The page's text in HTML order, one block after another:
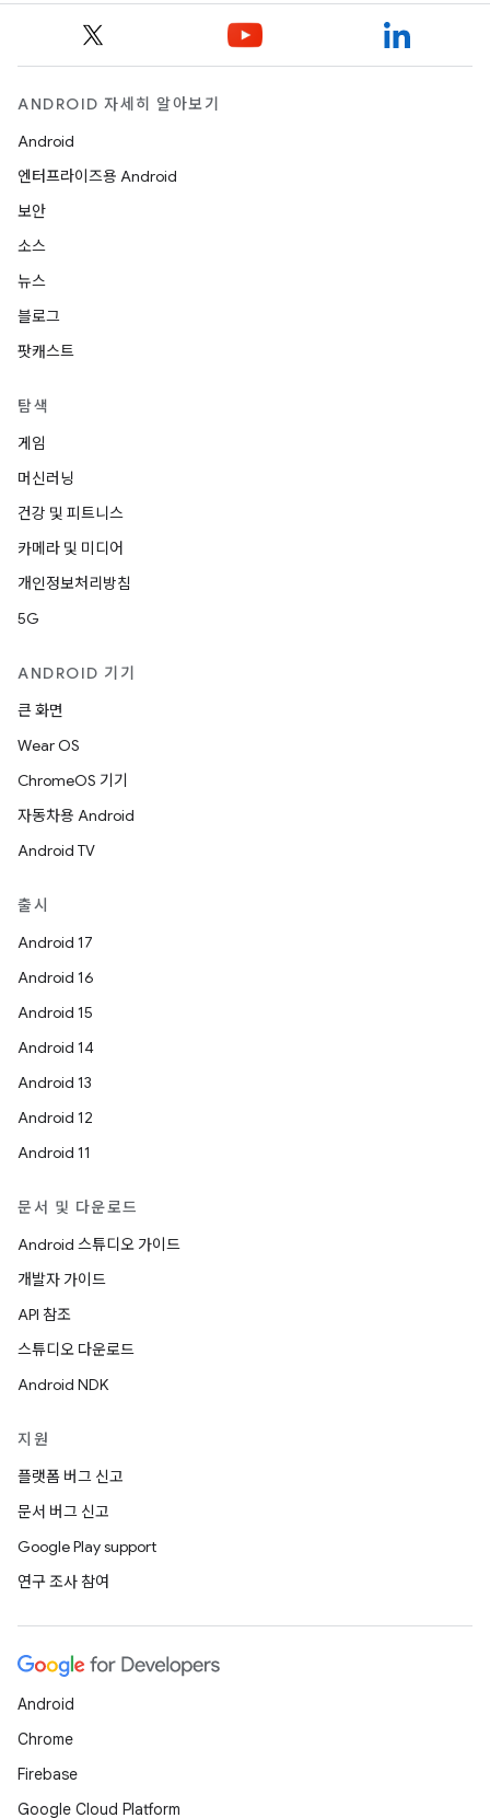
ANDROID 자세히 알아보기
Android
엔터프라이즈용 Android
보안
소스
뉴스
블로그
팟캐스트
탐색
게임
머신러닝
건강 및 피트니스
카메라 및 미디어
개인정보처리방침
5G
ANDROID 기기
큰 화면
Wear OS
ChromeOS 기기
자동차용 Android
Android TV
출시
Android 17
Android 16
Android 15
Android 14
Android 13
Android 12
Android 11
문서 및 다운로드
Android 스튜디오 가이드
개발자 가이드
API 참조
스튜디오 다운로드
Android NDK
지원
플랫폼 버그 신고
문서 버그 신고
Google Play support
연구 조사 참여
Android
Chrome
Firebase
Google Cloud Platform